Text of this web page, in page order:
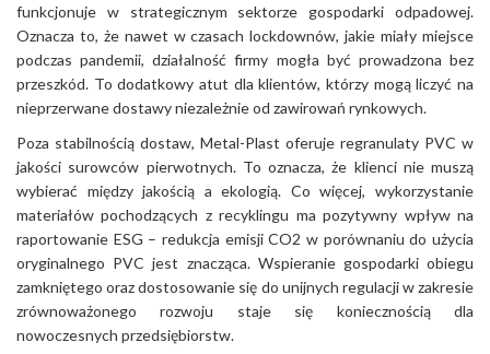
funkcjonuje w strategicznym sektorze gospodarki odpadowej.
Oznacza to, że nawet w czasach lockdownów, jakie miały miejsce
podczas pandemii, działalność firmy mogła być prowadzona bez
przeszkód. To dodatkowy atut dla klientów, którzy mogą liczyć na
nieprzerwane dostawy niezależnie od zawirowań rynkowych.
Poza stabilnością dostaw, Metal-Plast oferuje regranulaty PVC w
jakości surowców pierwotnych. To oznacza, że klienci nie muszą
wybierać między jakością a ekologią. Co więcej, wykorzystanie
materiałów pochodzących z recyklingu ma pozytywny wpływ na
raportowanie ESG – redukcja emisji CO2 w porównaniu do użycia
oryginalnego PVC jest znacząca. Wspieranie gospodarki obiegu
zamkniętego oraz dostosowanie się do unijnych regulacji w zakresie
zrównoważonego rozwoju staje się koniecznością dla
nowoczesnych przedsiębiorstw.